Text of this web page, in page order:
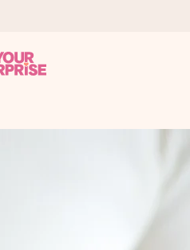
när det betyder som mest.